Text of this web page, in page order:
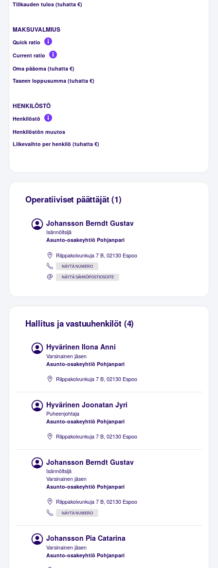
Tilikauden tulos (tuhatta €)
MAKSUVALMIUS
Quick ratio
Current ratio
Oma pääoma (tuhatta €)
Taseen loppusumma (tuhatta €)
HENKILÖSTÖ
Henkilöstö
Henkilöstön muutos
Liikevaihto per henkilö (tuhatta €)
Operatiiviset päättäjät (1)
Johansson Berndt Gustav
Isännöitsijä
Asunto-osakeyhtiö Pohjanpari
Riippakoivunkuja 7 B, 02130 Espoo
NÄYTÄ NUMERO
NÄYTÄ SÄHKÖPOSTIOSOITE
Hallitus ja vastuuhenkilöt (4)
Hyvärinen Ilona Anni
Varsinainen jäsen
Asunto-osakeyhtiö Pohjanpari
Riippakoivunkuja 7 B, 02130 Espoo
Hyvärinen Joonatan Jyri
Puheenjohtaja
Asunto-osakeyhtiö Pohjanpari
Riippakoivunkuja 7 B, 02130 Espoo
Johansson Berndt Gustav
Isännöitsijä
Varsinainen jäsen
Asunto-osakeyhtiö Pohjanpari
Riippakoivunkuja 7 B, 02130 Espoo
NÄYTÄ NUMERO
Johansson Pia Catarina
Varsinainen jäsen
Asunto-osakeyhtiö Pohjanpari